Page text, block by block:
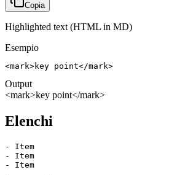
Copia
Highlighted text (HTML in MD)
Esempio
<mark>key point</mark>
Output
<mark>key point</mark>
Elenchi
- Item
- Item
- Item